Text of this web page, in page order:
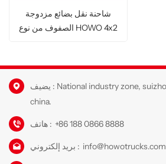
شاحنة نقل بضائع مزدوجة
الصفوف من نوع HOWO 4x2
يضيف : National industry zone, suizhou city, hubei province,
china.
هاتف : +86 188 0866 8888
بريد إلكتروني : info@howotrucks.com